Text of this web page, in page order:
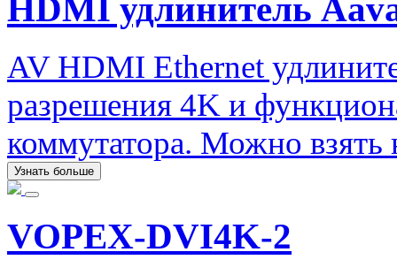
HDMI удлинитель
AV HDMI Ethernet
разрешения 4K и
коммутатора. Можно взять
Узнать больше
VOPEX-DVI4K-2